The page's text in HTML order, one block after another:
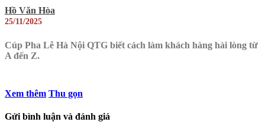
Hồ Văn Hòa
25/11/2025
Cúp Pha Lê Hà Nội QTG biết cách làm khách hàng hài lòng từ
A đến Z.
Xem thêm Thu gọn
Gửi bình luận và đánh giá